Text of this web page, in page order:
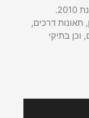
תאונות דרכים,
וכן בתיקי